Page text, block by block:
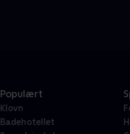
Populært
Klovn
Badehotellet